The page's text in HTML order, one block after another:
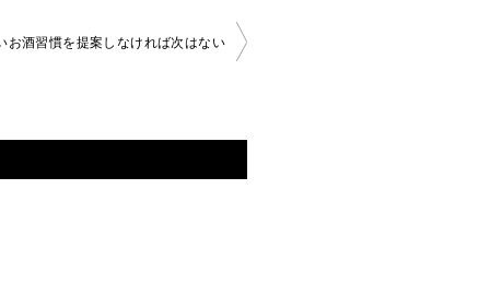
お酒習慣を提案しなければ次はない